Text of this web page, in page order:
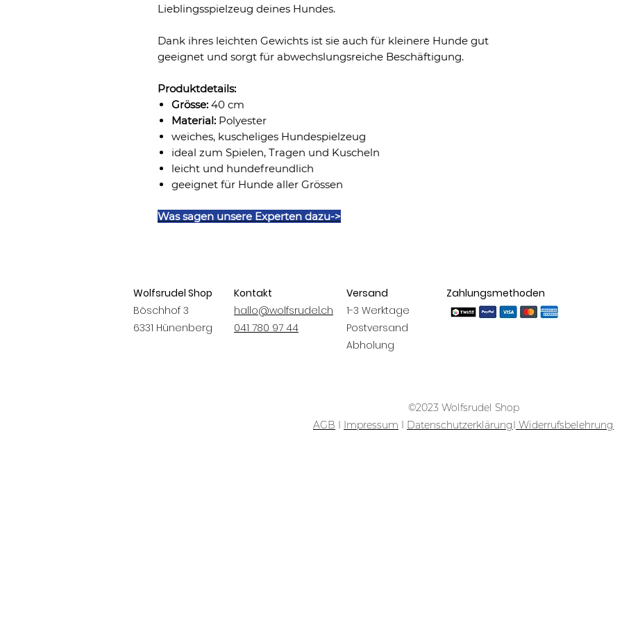
Lieblingsspielzeug deines Hundes.
Dank ihres leichten Gewichts ist sie auch für kleinere Hunde gut
geeignet und sorgt für abwechslungsreiche Beschäftigung.
Produktdetails:
Grösse: 40 cm
Material: Polyester
weiches, kuscheliges Hundespielzeug
ideal zum Spielen, Tragen und Kuscheln
leicht und hundefreundlich
geeignet für Hunde aller Grössen
Was sagen unsere Experten dazu->
Wolfsrudel Shop
Böschhof 3
6331 Hünenberg
Kontakt
hallo@wolfsrudel.ch
041 780 97 44
Versand
1-3 Werktage
Postversand
Abholung
Zahlungsmethoden
©2023 Wolfsrudel Shop
AGB I Impressum I DatenschutzerklärungI Widerrufsbelehrung